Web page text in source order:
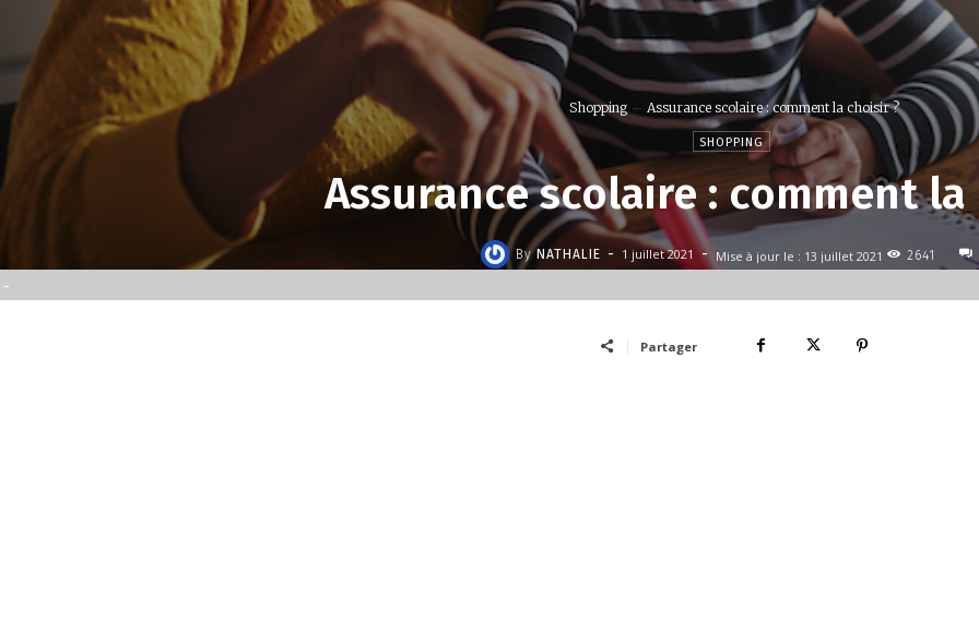
-
Shopping Assurance scolaire : comment la choisir ?
SHOPPING
Assurance scolaire : comment
By NATHALIE - 1 juillet 2021 - Mise à jour le : 13 juillet 2021 2641
Partager